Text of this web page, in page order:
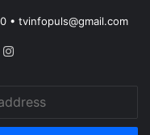
• tvinfopuls@gmail.com
YouTube